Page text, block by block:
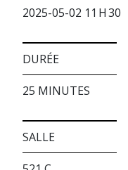
2025-05-02 11 H 30
DURÉE
25 MINUTES
SALLE